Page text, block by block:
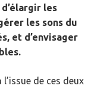
les
les sons du
et d’envisager
de ces deux